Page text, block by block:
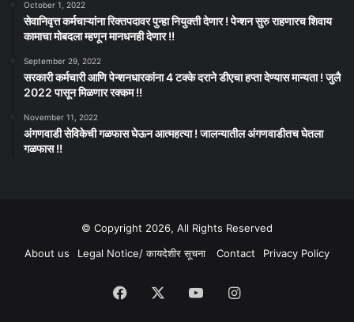
October 1, 2022
सेवानिवृत्त कर्मचाऱ्यांना रिक्तपदावर पुन्हा नियुक्ती देणार ! पेन्शन सुरु राहणारच शिवाय
कामाचा मोबदला म्हणून मानधनही देणार !!
September 29, 2022
सरकारी कर्मचारी आणि पेन्शनधारकांना 4 टक्के दराने डीएचा हप्ता देण्यास मान्यता ! जुलै
2022 पासून मिळणार रक्कम !!
November 11, 2022
अंगणवाडी सेविकेची गळफास घेऊन आत्महत्या ! जालन्यातील अंगणवाडीतच घेतला
गळफास !!
© Copyright 2026, All Rights Reserved
About us
Legal Notice/ कायदेशीर सूचना Contact Privacy Policy
Facebook YouTubeInstagram